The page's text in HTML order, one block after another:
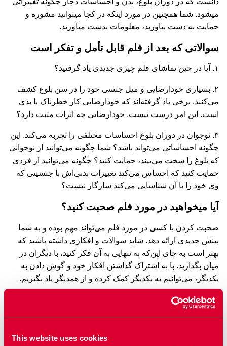
This website uses cookies
میشود. شما همچنین در مورد اینکه در کجا میتوانید مشوره و
حمایت به دست بیاورید، معلومات بدست میآورید.
سوالاتی که بعد از فلم قابل تأمل و تفکر است
۱. آیا در حین تماشای فلم چیزی جدیدی یاد گرفتید؟
۲. بسیاری خودارضایی و میل جنسی خود را در سن بلوغ کشف
می‌‌کنند. برخی یاد گرفته‌‌اند که خودارضایی کار خطرناک یا بدی
است. این امر درست نیست. خودارضایی چه اثرات مثبت دارد؟
۳. نوجوان در دوران بلوغ احساسات مختلفی را تجربه می‌‌کند. این
چگونه احساساتی می‌‌تواند باشد؟ شما چگونه می‌‌توانید از نوجوانی
که بلوغ را سخت می‌‌بیند، حمایت کنید؟ چگونه می‌‌توانید از فردی
حمایت کنید که احساس می‌‌کند تغییرات بدنی‌‌اش با جنسیتی که
وی خود را با آن شناسایی می‌کند سازگار نیست؟
آیا میخواهید در مورد فلم صحبت کنید؟
صحبت کردن با کسی در مورد فلم می‌‌تواند مهم بوده و به شما
بینش جدیدی ارائه دهد. شاید سوالات و افکاری داشته باشید که
بهتر است به جای این‌‌که به تنهایی به آن فکر کنید، با دیگران در
میان بگذارید. با به اشتراک گذاشتن افکار خود و گوش دادن به
یکدیگر، می‌‌توانیم به یکدیگر کمک کرده و از همدیگر یاد بگیریم.
آیا می‌‌خواهید یک گروه راه اندازی کنید و در مورد فلم‌‌ها با همدیگر
صحبت کنید؟